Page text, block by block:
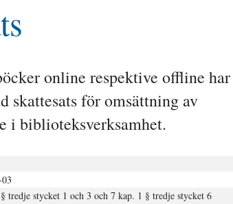
online respektive offline har
skattesats för omsättning av
i biblioteksverksamhet.
tredje stycket 1 och 3 och 7 kap. 1 § tredje stycket 6